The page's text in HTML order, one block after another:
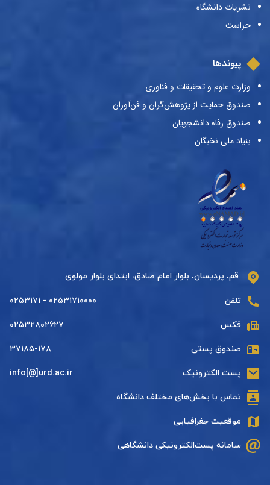
نشریات دانشگاه
حراست
پیوندها
وزارت علوم و تحقیقات و فناوری
صندوق حمایت از پژوهش‌گران و فن‌آوران
صندوق رفاه دانشجویان
بنیاد ملی نخبگان
قم، پردیسان، بلوار امام صادق، ابتدای بلوار مولوی
تلفن ۰۲۵۳۱۷۱۰۰۰۰ - ۰۲۵۳۱۷۱
فکس ۰۲۵۳۲۸۰۲۶۲۷
صندوق پستی ۳۷۱۸۵-۱۷۸
پست الکترونیک info[@]urd.ac.ir
تماس با بخش‌های مختلف دانشگاه
موقعیت جغرافیایی
سامانه پست‌الکترونیکی دانشگاهی